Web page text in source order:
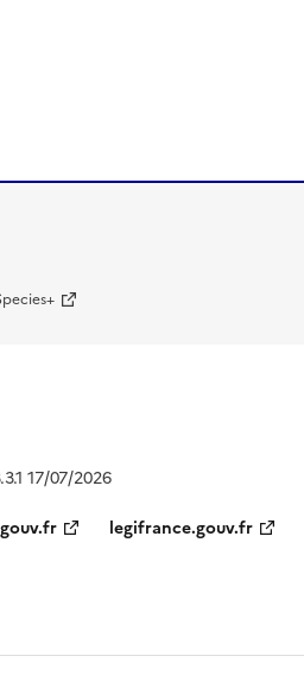
17/07/2026
legifrance.gouv.fr